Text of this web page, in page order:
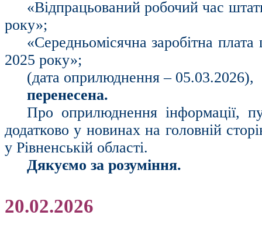
«Відпрацьований робочий час
року»;
«Середньомісячна заробітна
2025 року»;
(дата оприлюднення – 05.03.2026),
перенесена.
Про оприлюднення інформації,
додатково у новинах на головній
у Рівненській області.
Дякуємо за розуміння.
20.02.2026